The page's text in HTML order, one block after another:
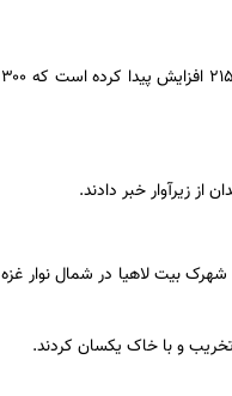
کانال ۱۲ تلویزیون رژیم صهیونیستی اعلام کرد که شمار صهیونیستهای کشته شده به ۷۰۰ و زخمی ها به ۲۱۵۰ افزایش پیدا کرده است که ۳۰۰
زیرآوار خبر دادند.
بیت لاهیا در شمال نوار غزه